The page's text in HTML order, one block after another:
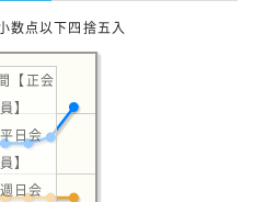
数点以下四捨五入
【正会
員】
日会
員】
日会